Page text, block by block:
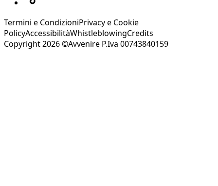
Termini e CondizioniPrivacy e Cookie
PolicyAccessibilitàWhistleblowingCredits
Copyright 2026 ©Avvenire P.Iva 00743840159